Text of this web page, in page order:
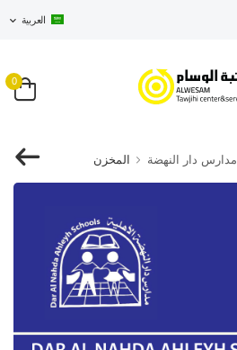
العربية
0
مدارس دار النهضة المخزن